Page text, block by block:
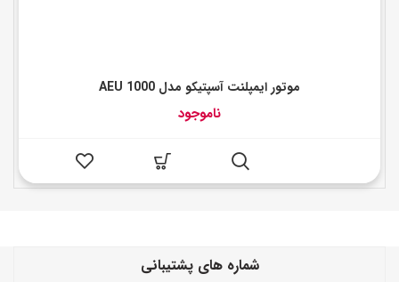
موتور ایمپلنت آسپتیکو مدل AEU 1000
ناموجود
شماره های پشتیبانی